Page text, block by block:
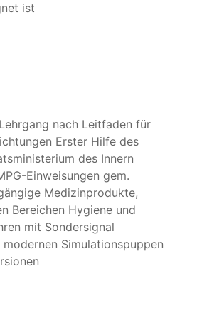
ist
nach Leitfaden für
Erster Hilfe des
des Innern
Einweisungen gem.
Medizinprodukte,
Bereichen Hygiene und
mit Sondersignal
Simulationspuppen